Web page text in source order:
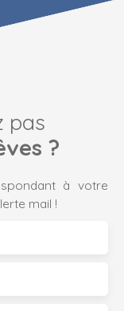
pas
?
à votre
mail !